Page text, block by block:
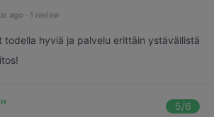
ago · 1 review
todella hyviä ja palvelu erittäin ystävällistä
" 5/6